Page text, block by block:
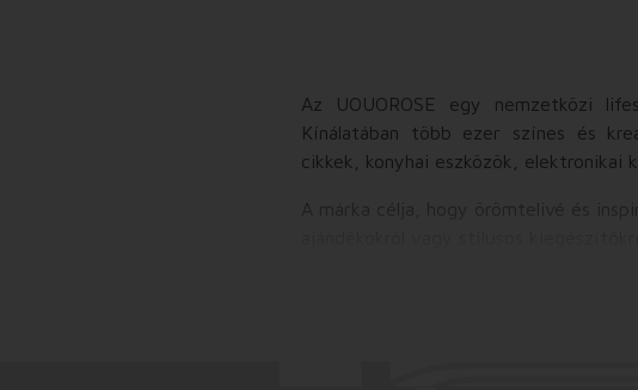
Az UOUOROSE egy nemzetközi
Kínálatában több ezer színes és
cikkek, konyhai eszközök, elektronikai
A márka célja, hogy örömtelivé és
Az UOUOROSE minden korosztály